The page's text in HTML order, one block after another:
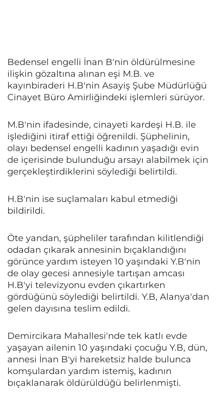
Bedensel engelli İnan B'nin öldürülmesine
ilişkin gözaltına alınan eşi M.B. ve
kayınbiraderi H.B'nin Asayiş Şube Müdürlüğü
Cinayet Büro Amirliğindeki işlemleri sürüyor.
M.B'nin ifadesinde, cinayeti kardeşi H.B. ile
işlediğini itiraf ettiği öğrenildi. Şüphelinin,
olayı bedensel engelli kadının yaşadığı evin
de içerisinde bulunduğu arsayı alabilmek için
gerçekleştirdiklerini söylediği belirtildi.
H.B'nin ise suçlamaları kabul etmediği
bildirildi.
Öte yandan, şüpheliler tarafından kilitlendiği
odadan çıkarak annesinin bıçaklandığını
görünce yardım isteyen 10 yaşındaki Y.B'nin
de olay gecesi annesiyle tartışan amcası
H.B'yi televizyonu evden çıkartırken
gördüğünü söylediği belirtildi. Y.B, Alanya'dan
gelen dayısına teslim edildi.
Demircikara Mahallesi'nde tek katlı evde
yaşayan ailenin 10 yaşındaki çocuğu Y.B, dün,
annesi İnan B'yi hareketsiz halde bulunca
komşulardan yardım istemiş, kadının
bıçaklanarak öldürüldüğü belirlenmişti.